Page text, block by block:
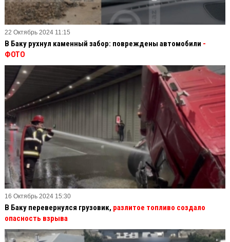
22 Октябрь 2024 11:15
В Баку рухнул каменный забор: повреждены автомобили -
ФОТО
16 Октябрь 2024 15:30
В Баку перевернулся грузовик, разлитое топливо создало
опасность взрыва